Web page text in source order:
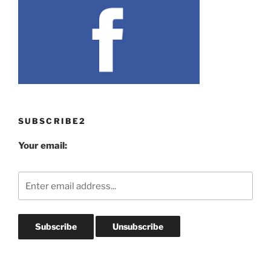
SUBSCRIBE2
Your email: